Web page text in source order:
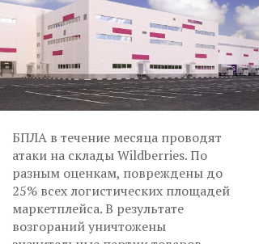
БПЛА в течение месяца проводят
атаки на склады Wildberries. По
разным оценкам, повреждены до
25% всех логистических площадей
маркетплейса. В результате
возгораний уничтожены